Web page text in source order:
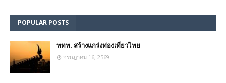
POPULAR POSTS
ททท. สร้างแกร่งท่องเที่ยวไทย
กรกฎาคม 16, 2569